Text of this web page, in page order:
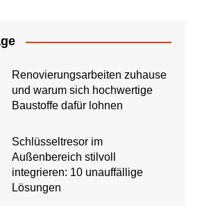
Renovierungsarbeiten zuhause
und warum sich hochwertige
Baustoffe dafür lohnen
Schlüsseltresor im
Außenbereich stilvoll
integrieren: 10 unauffällige
Lösungen